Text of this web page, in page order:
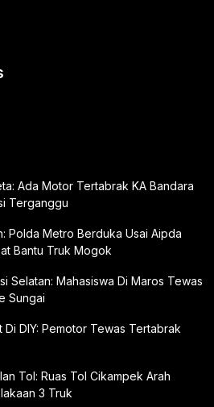
Ada Motor Tertabrak KA Bandara
Terganggu
Polda Metro Berduka Usai Aipda
Bantu Truk Mogok
Selatan: Mahasiswa Di Maros Tewas
Sungai
DIY: Pemotor Tewas Tertabrak
Tol: Ruas Tol Cikampek Arah
3 Truk